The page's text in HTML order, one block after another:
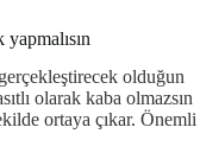
olduğun
olarak kaba olmazsın
ortaya çıkar. Önemli